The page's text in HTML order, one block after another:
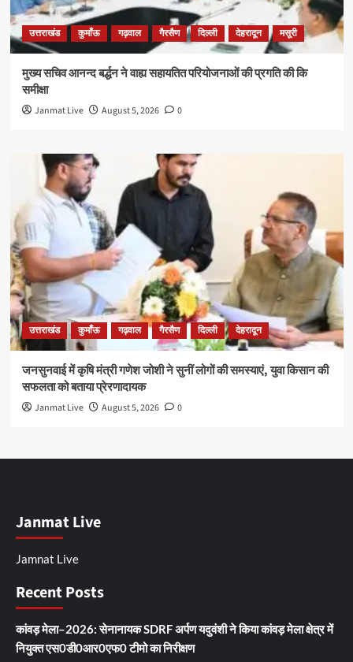
उत्तराखंड कुमाँऊ गढ़वाल गैरसैण दिल्ली देहरादून मसूरी
मुख्य सचिव आनन्द बर्द्धन ने वाह्य सहायतित परियोजनाओं की प्रगति की कि
समीक्षा
Janmat Live August 5, 2026 0
उत्तराखंड कुमाँऊ गढ़वाल गैरसैण दिल्ली देहरादून
जनसुनवाई में कृषि मंत्री गणेश जोशी ने सुनीं लोगों की समस्याएं, युवा किसान की
सफलता को बताया प्रेरणादायक
Janmat Live August 5, 2026 0
Janmat Live
Jamnat Live
Recent Posts
कांवड़ मेला–2026: सेनानायक SDRF अर्पण यदुवंशी ने किया कांवड़ मेला क्षेत्र में
नियुक्त एस0डी0आर0एफ0 टीमो का निरीक्षण